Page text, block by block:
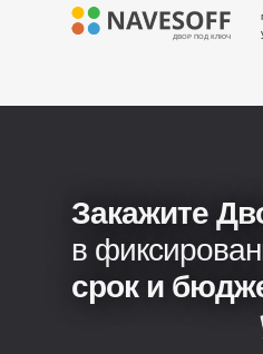
ДВОР ПОД КЛЮЧ
Закажите
в
срок и